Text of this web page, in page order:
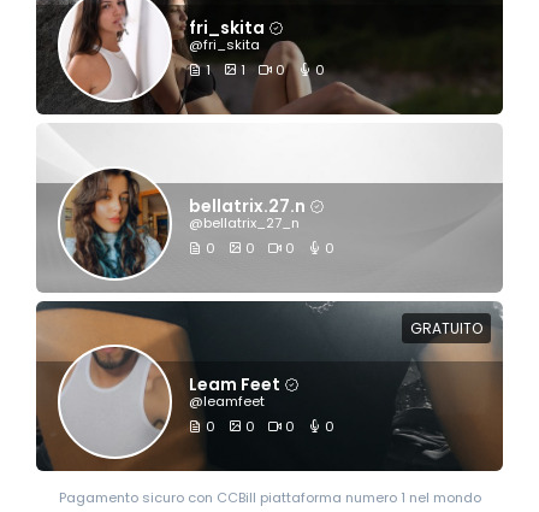
fri_skita
@fri_skita
1
1 0 0
bellatrix.27.n
@bellatrix_27_n
0
0 0 0
GRATUITO
Leam Feet
@leamfeet
0
0 0 0
Pagamento sicuro con CCBill piattaforma numero 1 nel mondo